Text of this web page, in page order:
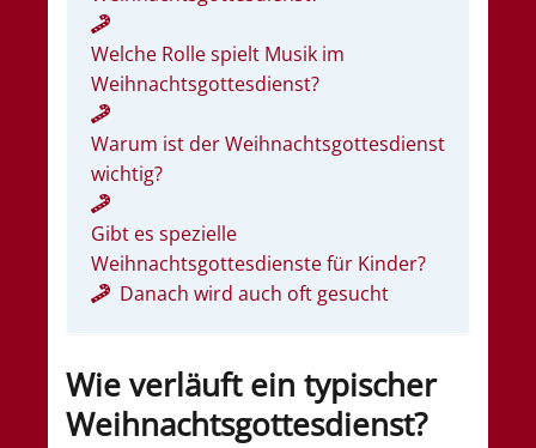
Welche Rolle spielt Musik im
Weihnachtsgottesdienst?
Warum ist der Weihnachtsgottesdienst
wichtig?
Gibt es spezielle
Weihnachtsgottesdienste für Kinder?
Danach wird auch oft gesucht
Wie verläuft ein typischer
Weihnachtsgottesdienst?